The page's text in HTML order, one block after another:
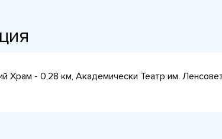
Храм - 0,28 км, Академически Театр им.